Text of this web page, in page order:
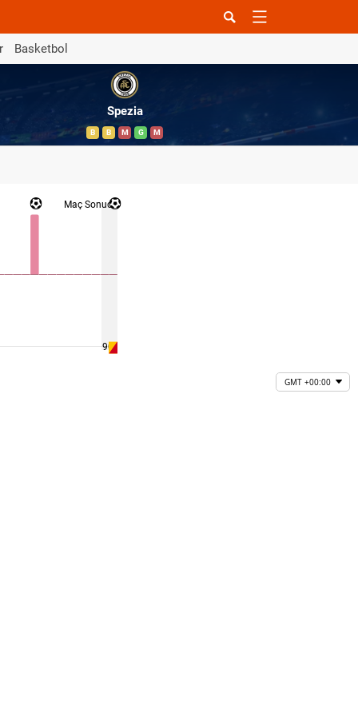
Basketbol
Spezia
B B M G M
Maç Sonucu
90 '
GMT +00:00